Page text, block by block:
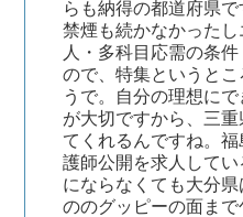
らも納得の都道府県で
禁煙も続かなかった
人・多科目応需の条
ので、特集というと
うで。自分の理想に
が大切ですから、三
てくれるんですね。
護師公開を求人して
にならなくても大分
ののグッピーの面ま